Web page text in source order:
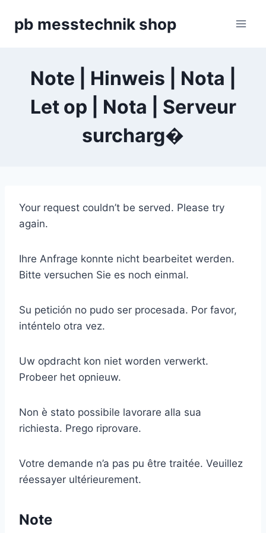
Inhaltpb messtechnik shop
Note | Hinweis | Nota |
Let op | Nota | Serveur
surcharg�
Your request couldn’t be served. Please try
again.
Ihre Anfrage konnte nicht bearbeitet werden.
Bitte versuchen Sie es noch einmal.
Su petición no pudo ser procesada. Por favor,
inténtelo otra vez.
Uw opdracht kon niet worden verwerkt.
Probeer het opnieuw.
Non è stato possibile lavorare alla sua
richiesta. Prego riprovare.
Votre demande n’a pas pu être traitée. Veuillez
réessayer ultérieurement.
Note